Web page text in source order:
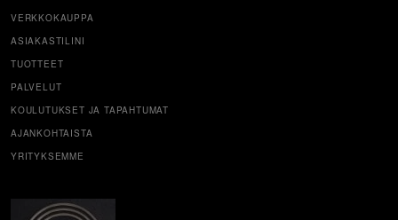
VERKKOKAUPPA
ASIAKASTILINI
TUOTTEET
PALVELUT
KOULUTUKSET JA TAPAHTUMAT
AJANKOHTAISTA
YRITYKSEMME